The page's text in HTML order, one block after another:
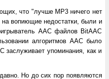
что "лучше MP3 ничего нет
вопиющие недостатки, были и
AAC файлов BitAAC
алгоритмов AAC было
заслуживает упоминания, как и
Но до сих пор появляются